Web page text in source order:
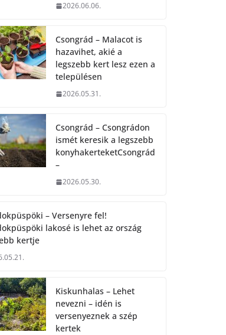
2026.06.06.
Csongrád – Malacot is
hazavihet, akié a
legszebb kert lesz ezen a
településen
2026.05.31.
Csongrád – Csongrádon
ismét keresik a legszebb
konyhakerteketCsongrád
–
2026.05.30.
– Versenyre fel!
lakosé is lehet az ország
kertje
Kiskunhalas – Lehet
nevezni – idén is
versenyeznek a szép
kertek